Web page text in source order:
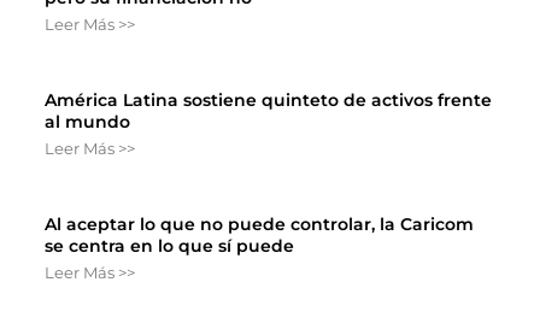
Leer Más >>
América Latina sostiene quinteto de activos frente
al mundo
Leer Más >>
Al aceptar lo que no puede controlar, la Caricom
se centra en lo que sí puede
Leer Más >>